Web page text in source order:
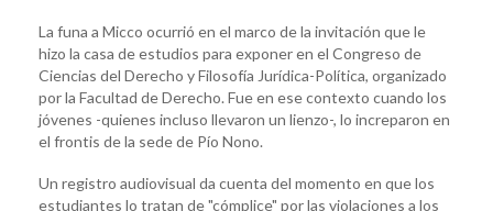
La funa a Micco ocurrió en el marco de la invitación que le
hizo la casa de estudios para exponer en el Congreso de
Ciencias del Derecho y Filosofía Jurídica-Política, organizado
por la Facultad de Derecho. Fue en ese contexto cuando los
jóvenes -quienes incluso llevaron un lienzo-, lo increparon en
el frontis de la sede de Pío Nono.
Un registro audiovisual da cuenta del momento en que los
estudiantes lo tratan de "cómplice" por las violaciones a los